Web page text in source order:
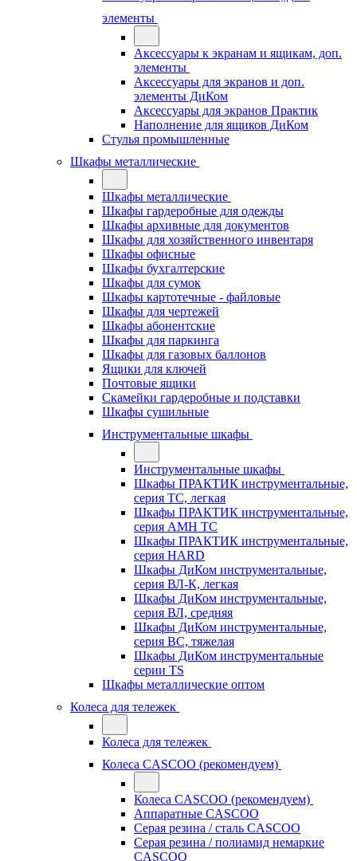
элементы
Аксессуары к экранам и ящикам, доп.
элементы
Аксессуары для экранов и доп.
элементы ДиКом
Аксессуары для экранов Практик
Наполнение для ящиков ДиКом
Стулья промышленные
Шкафы металлические
Шкафы металлические
Шкафы гардеробные для одежды
Шкафы архивные для документов
Шкафы для хозяйственного инвентаря
Шкафы офисные
Шкафы бухгалтерские
Шкафы для сумок
Шкафы картотечные - файловые
Шкафы для чертежей
Шкафы абонентские
Шкафы для паркинга
Шкафы для газовых баллонов
Ящики для ключей
Почтовые ящики
Скамейки гардеробные и подставки
Шкафы сушильные
Инструментальные шкафы
Инструментальные шкафы
Шкафы ПРАКТИК инструментальные,
серия ТC, легкая
Шкафы ПРАКТИК инструментальные,
серия AMH TC
Шкафы ПРАКТИК инструментальные,
серия HARD
Шкафы ДиКом инструментальные,
cерия ВЛ-К, легкая
Шкафы ДиКом инструментальные,
серия ВЛ, средняя
Шкафы ДиКом инструментальные,
серия ВС, тяжелая
Шкафы ДиКом инструментальные
серии TS
Шкафы металлические оптом
Колеса для тележек
Колеса для тележек
Колеса CASCOO (рекомендуем)
Колеса CASCOO (рекомендуем)
Аппаратные CASCOO
Серая резина / сталь CASCOO
Серая резина / полиамид немаркие
CASCOO